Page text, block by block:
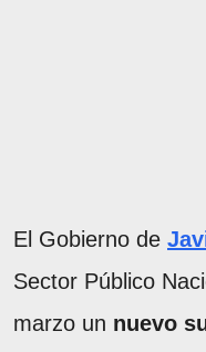
El Gobierno de
Sector Público
marzo un nuevo